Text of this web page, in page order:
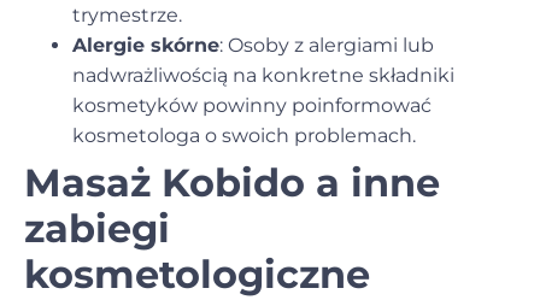
trymestrze.
Alergie skórne: Osoby z alergiami lub
nadwrażliwością na konkretne składniki
kosmetyków powinny poinformować
kosmetologa o swoich problemach.
Masaż Kobido a inne
zabiegi
kosmetologiczne